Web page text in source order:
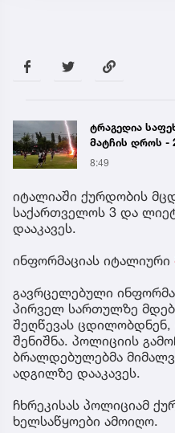
ტრაგედია
მატჩის დროს -
ფეხბურთელი
გარდაიცვალა
8:49
იტალიაში ქურდობის
საქართველოს 3 და
დააკავეს.
ინფორმაციას იტალიური
გავრცელებული
პირველ სართულზე
შეღწევას ცდილობდნენ,
შენიშნა. პოლიციის
ბრალდებულებმა
ადგილზე დააკავეს.
ჩხრეკისას პოლიციამ
ხელსაწყოები ამოიღო.